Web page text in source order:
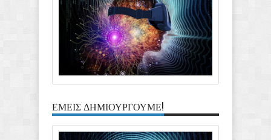
ΕΜΕΙΣ ΔΗΜΙΟΥΡΓΟΥΜΕ!